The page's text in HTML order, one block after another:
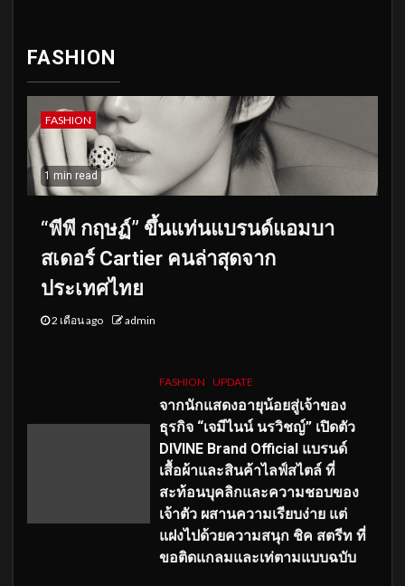
FASHION
FASHION
1 min read
“พีพี กฤษฏ์” ขึ้นแท่นแบรนด์แอมบา
สเดอร์ Cartier คนล่าสุดจาก
ประเทศไทย
2 เดือน ago admin
FASHION UPDATE
จากนักแสดงอายุน้อยสู่เจ้าของ
ธุรกิจ “เจมีไนน์ นรวิชญ์” เปิดตัว
DIVINE Brand Official แบรนด์
เสื้อผ้าและสินค้าไลฟ์สไตล์ ที่
สะท้อนบุคลิกและความชอบของ
เจ้าตัว ผสานความเรียบง่าย แต่
แฝงไปด้วยความสนุก ชิค สตรีท ที่
ขอติดแกลมและเท่ตามแบบฉบับ